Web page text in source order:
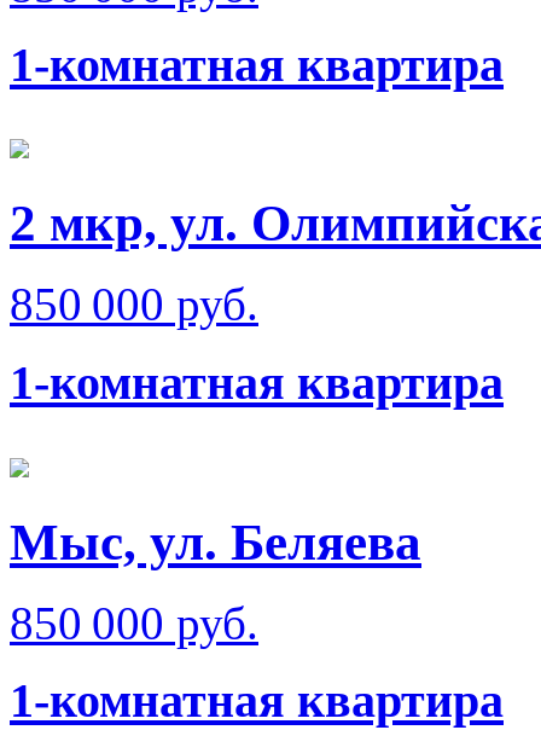
1-комнатная квартира
2 мкр, ул.
850 000 руб.
1-комнатная квартира
Мыс, ул. Беляева
850 000 руб.
1-комнатная квартира